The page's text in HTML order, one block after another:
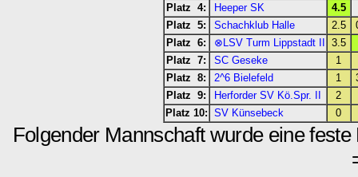
Platz 4:
Heeper SK
4.5
Platz 5:
Schachklub Halle 2.5
Platz 6:
⊗LSV Turm Lippstadt II
3.5
Platz 7:
SC Geseke
1
Platz 8:
2^6 Bielefeld 1
Platz 9:
Herforder SV Kö.Spr. II
2
Platz 10: SV Künsebeck 0
Folgender Mannschaft wurde eine